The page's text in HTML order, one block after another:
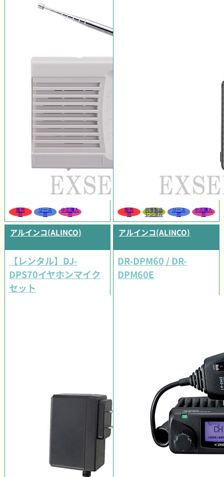
販売
可
リース
可
中古購入
可
販売
可
同等製品
レンタル
リース
可
中古購入
可
アルインコ(ALINCO)
【レンタル】DJ-
DPS70イヤホンマイク
セット
アルインコ(ALINCO)
DR-DPM60 / DR-
DPM60E